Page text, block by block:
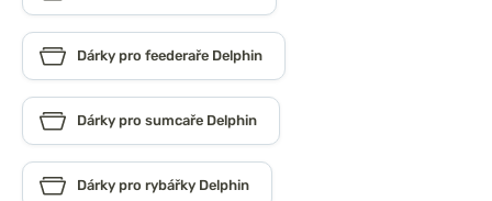
Dárky pro feederaře Delphin
Dárky pro sumcaře Delphin
Dárky pro rybářky Delphin